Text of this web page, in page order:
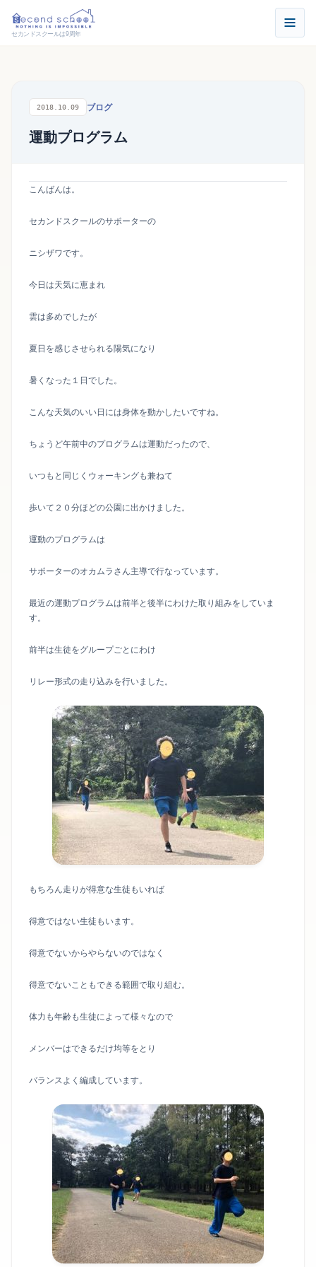
セカンドスクールは9周年
2018.10.09 ブログ
運動プログラム
こんばんは。
セカンドスクールのサポーターの
ニシザワです。
今日は天気に恵まれ
雲は多めでしたが
夏日を感じさせられる陽気になり
暑くなった１日でした。
こんな天気のいい日には身体を動かしたいですね。
ちょうど午前中のプログラムは運動だったので、
いつもと同じくウォーキングも兼ねて
歩いて２０分ほどの公園に出かけました。
運動のプログラムは
サポーターのオカムラさん主導で行なっています。
最近の運動プログラムは前半と後半にわけた取り組みをしていま
す。
前半は生徒をグループごとにわけ
リレー形式の走り込みを行いました。
もちろん走りが得意な生徒もいれば
得意ではない生徒もいます。
得意でないからやらないのではなく
得意でないこともできる範囲で取り組む。
体力も年齢も生徒によって様々なので
メンバーはできるだけ均等をとり
バランスよく編成しています。